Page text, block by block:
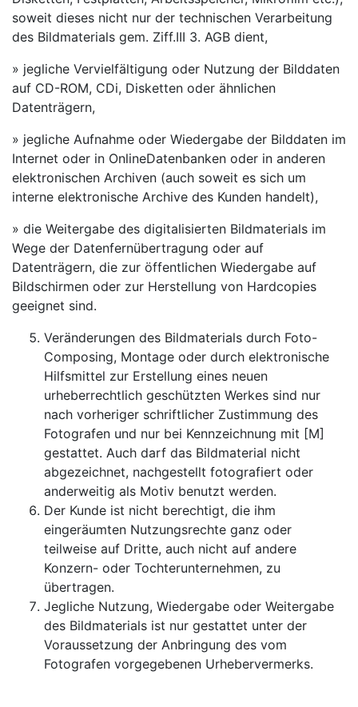
soweit dieses nicht nur der technischen Verarbeitung
des Bildmaterials gem. Ziff.III 3. AGB dient,
» jegliche Vervielfältigung oder Nutzung der Bilddaten
auf CD-ROM, CDi, Disketten oder ähnlichen
Datenträgern,
» jegliche Aufnahme oder Wiedergabe der Bilddaten im
Internet oder in OnlineDatenbanken oder in anderen
elektronischen Archiven (auch soweit es sich um
interne elektronische Archive des Kunden handelt),
» die Weitergabe des digitalisierten Bildmaterials im
Wege der Datenfernübertragung oder auf
Datenträgern, die zur öffentlichen Wiedergabe auf
Bildschirmen oder zur Herstellung von Hardcopies
geeignet sind.
Veränderungen des Bildmaterials durch Foto-
Composing, Montage oder durch elektronische
Hilfsmittel zur Erstellung eines neuen
urheberrechtlich geschützten Werkes sind nur
nach vorheriger schriftlicher Zustimmung des
Fotografen und nur bei Kennzeichnung mit [M]
gestattet. Auch darf das Bildmaterial nicht
abgezeichnet, nachgestellt fotografiert oder
anderweitig als Motiv benutzt werden.
Der Kunde ist nicht berechtigt, die ihm
eingeräumten Nutzungsrechte ganz oder
teilweise auf Dritte, auch nicht auf andere
Konzern- oder Tochterunternehmen, zu
übertragen.
Jegliche Nutzung, Wiedergabe oder Weitergabe
des Bildmaterials ist nur gestattet unter der
Voraussetzung der Anbringung des vom
Fotografen vorgegebenen Urhebervermerks.